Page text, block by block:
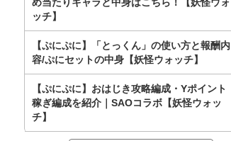
ッチ】
【ぷにぷに】「とっくん」の使い方と報酬内
容/ぷにセットの中身【妖怪ウォッチ】
【ぷにぷに】おはじき攻略編成・Yポイント
稼ぎ編成を紹介｜SAOコラボ【妖怪ウォッ
チ】